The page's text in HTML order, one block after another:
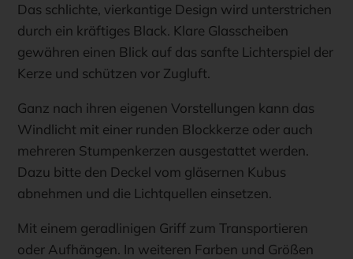
Das schlichte, vierkantige Design wird unterstrichen
durch ein kräftiges Black. Klare Glasscheiben
gewähren einen Blick auf das sanfte Lichterspiel der
Kerze und schützen vor Zugluft.
Ganz nach ihren eigenen Vorstellungen kann das
Windlicht mit einer runden Blockkerze oder auch
mehreren Stumpenkerzen ausgestattet werden.
Dazu bitte den Deckel vom gläsernen Kubus
abnehmen und die Lichtquellen einsetzen.
Mit einem geradlinigen Griff zum Transportieren
oder Aufhängen. In weiteren Farben und Größen